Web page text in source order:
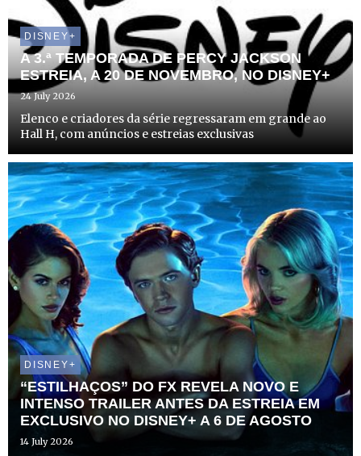
DISNEY+
A 3.ª TEMPORADA DE PERCY JACKSON
ESTREIA, A 20 DE NOVEMBRO, NO DISNEY+
24 July 2026
Elenco e criadores da série regressaram em grande ao
Hall H, com anúncios e estreias exclusivas
DISNEY+
“ESTILHAÇOS” DO FX REVELA NOVO E
INTENSO TRAILER ANTES DA ESTREIA EM
EXCLUSIVO NO DISNEY+ A 6 DE AGOSTO
14 July 2026